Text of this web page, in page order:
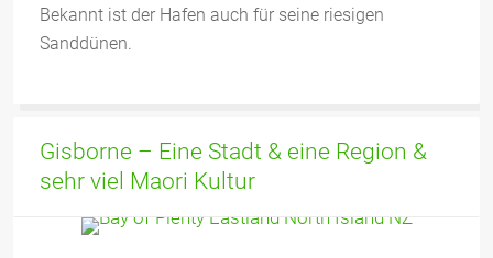
Bekannt ist der Hafen auch für seine riesigen
Sanddünen.
Gisborne – Eine Stadt & eine Region &
sehr viel Maori Kultur